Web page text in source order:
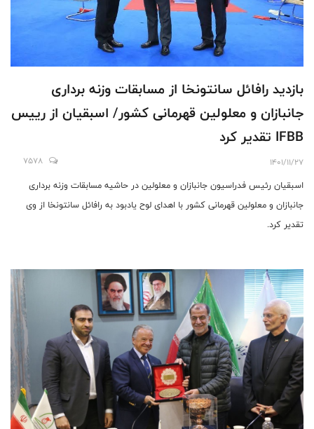
بازدید رافائل سانتونخا از مسابقات وزنه برداری
جانبازان و معلولین قهرمانی کشور/ اسبقیان از رییس
IFBB تقدیر کرد
1401/11/27
7578
اسبقیان رئیس فدراسیون جانبازان و معلولین در حاشیه مسابقات وزنه برداری
جانبازان و معلولین قهرمانی کشور با اهدای لوح یادبود به رافائل سانتونخا از وی
تقدیر کرد.